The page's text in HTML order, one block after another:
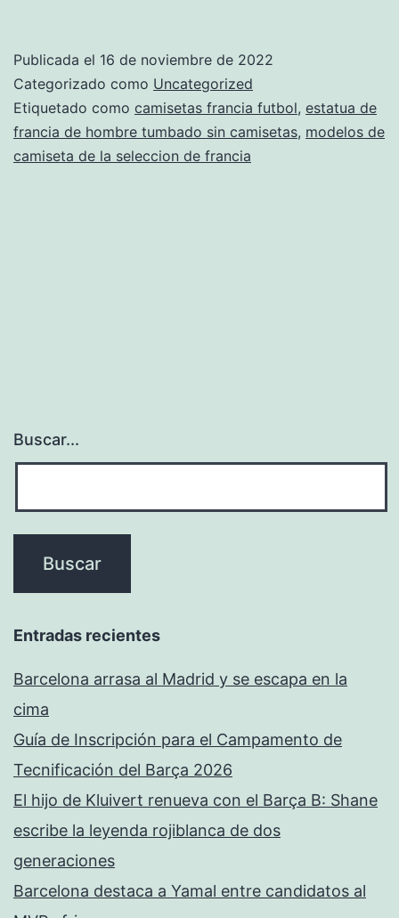
polo
negro
Publicada el 16 de noviembre de 2022
Categorizado como Uncategorized
Etiquetado como camisetas francia futbol, estatua de
francia de hombre tumbado sin camisetas, modelos de
camiseta de la seleccion de francia
Buscar...
Entradas recientes
Barcelona arrasa al Madrid y se escapa en la
cima
Guía de Inscripción para el Campamento de
Tecnificación del Barça 2026
El hijo de Kluivert renueva con el Barça B: Shane
escribe la leyenda rojiblanca de dos
generaciones
Barcelona destaca a Yamal entre candidatos al